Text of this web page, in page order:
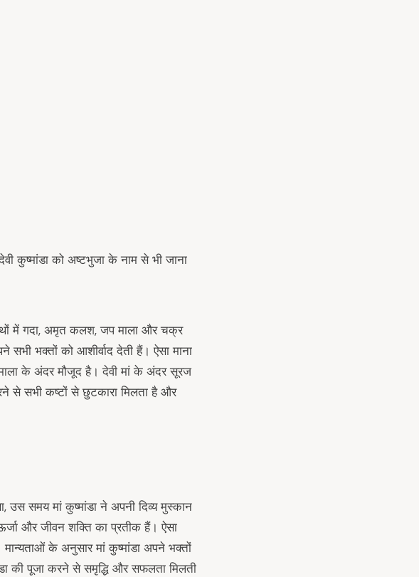
कुष्मांडा को अष्टभुजा के नाम से भी जाना
में गदा, अमृत कलश, जप माला और चक्र
भक्तों को आशीर्वाद देती हैं। ऐसा माना
माला के अंदर मौजूद है। देवी मां के अंदर सूरज
से सभी कष्टों से छुटकारा मिलता है और
समय मां कुष्मांडा ने अपनी दिव्य मुस्कान
और जीवन शक्ति का प्रतीक हैं। ऐसा
मान्यताओं के अनुसार मां कुष्मांडा अपने भक्तों
की पूजा करने से समृद्धि और सफलता मिलती